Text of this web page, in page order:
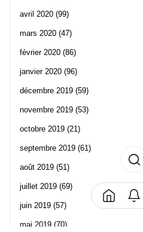
avril 2020 (99)
mars 2020 (47)
février 2020 (86)
janvier 2020 (96)
décembre 2019 (59)
novembre 2019 (53)
octobre 2019 (21)
septembre 2019 (61)
août 2019 (51)
juillet 2019 (69)
juin 2019 (57)
mai 2019 (70)